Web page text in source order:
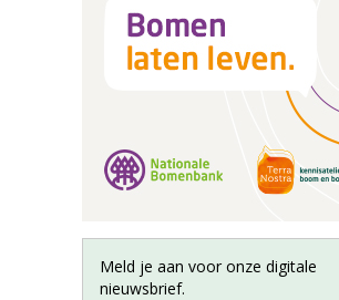
Meld je aan voor onze digitale
nieuwsbrief.